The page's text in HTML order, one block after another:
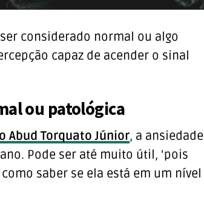
considerado normal ou algo
capaz de acender o sinal
ou patológica
Abud Torquato Júnior, a ansiedade
Pode ser até muito útil, ‘pois
saber se ela está em um nível